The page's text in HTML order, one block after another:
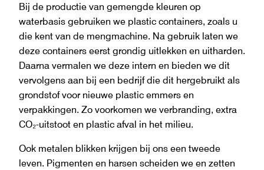
Bij de productie van gemengde kleuren op
waterbasis gebruiken we plastic containers, zoals u
die kent van de mengmachine. Na gebruik laten we
deze containers eerst grondig uitlekken en uitharden.
Daarna vermalen we deze intern en bieden we dit
vervolgens aan bij een bedrijf die dit hergebruikt als
grondstof voor nieuwe plastic emmers en
verpakkingen. Zo voorkomen we verbranding, extra
CO₂-uitstoot en plastic afval in het milieu.
Ook metalen blikken krijgen bij ons een tweede
leven. Pigmenten en harsen scheiden we en zetten